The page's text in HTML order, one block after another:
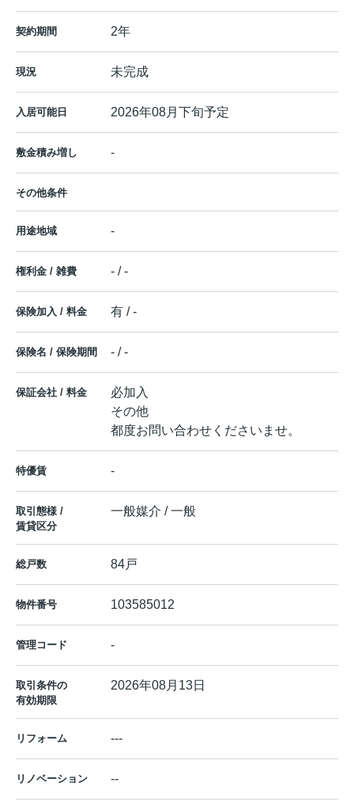
契約期間 2年
現況 未完成
入居可能日 2026年08月下旬予定
敷金積み増し -
その他条件
用途地域 -
権利金 / 雑費 - / -
保険加入 / 料金 有 / -
保険名 / 保険期間 - / -
保証会社 / 料金
必加入
その他
都度お問い合わせくださいませ。
特優賃 -
取引態様 /
賃貸区分
一般媒介 / 一般
総戸数 84戸
物件番号 103585012
管理コード -
取引条件の
有効期限
2026年08月13日
リフォーム ---
リノベーション --